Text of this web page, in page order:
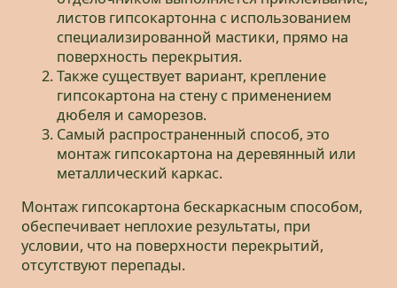
листов гипсокартонна с использованием
специализированной мастики, прямо на
поверхность перекрытия.
Также существует вариант, крепление
гипсокартона на стену с применением
дюбеля и саморезов.
Самый распространенный способ, это
монтаж гипсокартона на деревянный или
металлический каркас.
Монтаж гипсокартона бескаркасным способом,
обеспечивает неплохие результаты, при
условии, что на поверхности перекрытий,
отсутствуют перепады.